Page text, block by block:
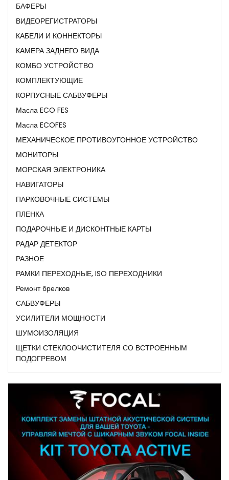
БАФЕРЫ
ВИДЕОРЕГИСТРАТОРЫ
КАБЕЛИ И КОННЕКТОРЫ
КАМЕРА ЗАДНЕГО ВИДА
КОМБО УСТРОЙСТВО
КОМПЛЕКТУЮЩИЕ
КОРПУСНЫЕ САБВУФЕРЫ
Масла ECO FES
Масла ECOFES
МЕХАНИЧЕСКОЕ ПРОТИВОУГОННОЕ УСТРОЙСТВО
МОНИТОРЫ
МОРСКАЯ ЭЛЕКТРОНИКА
НАВИГАТОРЫ
ПАРКОВОЧНЫЕ СИСТЕМЫ
ПЛЕНКА
ПОДАРОЧНЫЕ И ДИСКОНТНЫЕ КАРТЫ
РАДАР ДЕТЕКТОР
РАЗНОЕ
РАМКИ ПЕРЕХОДНЫЕ, ISO ПЕРЕХОДНИКИ
Ремонт брелков
САБВУФЕРЫ
УСИЛИТЕЛИ МОЩНОСТИ
ШУМОИЗОЛЯЦИЯ
ЩЕТКИ СТЕКЛООЧИСТИТЕЛЯ СО ВСТРОЕННЫМ
ПОДОГРЕВОМ